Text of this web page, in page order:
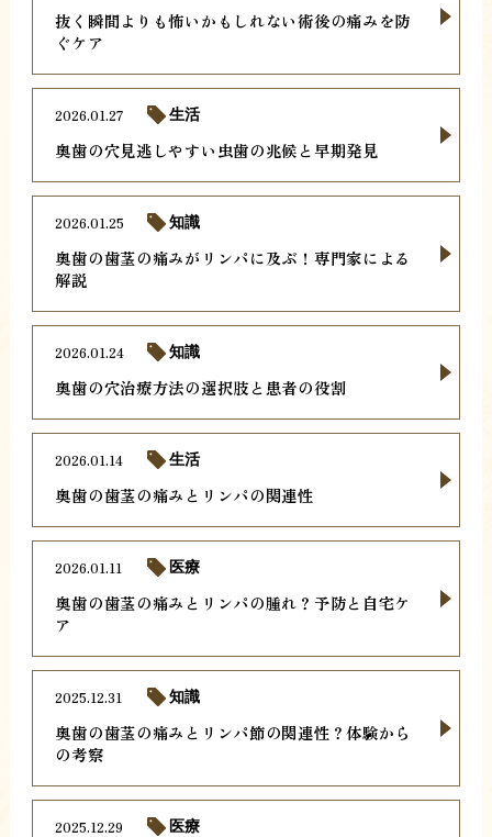
抜く瞬間よりも怖いかもしれない術後の痛みを防
ぐケア
奥歯の穴見逃しやすい虫歯の兆候と早期発見
2026.01.27 生活
奥歯の歯茎の痛みがリンパに及ぶ！専門家による
解説
2026.01.25 知識
奥歯の穴治療方法の選択肢と患者の役割
2026.01.24 知識
奥歯の歯茎の痛みとリンパの関連性
2026.01.14 生活
奥歯の歯茎の痛みとリンパの腫れ？予防と自宅ケ
ア
2026.01.11 医療
奥歯の歯茎の痛みとリンパ節の関連性？体験から
の考察
2025.12.31 知識
2025.12.29 医療